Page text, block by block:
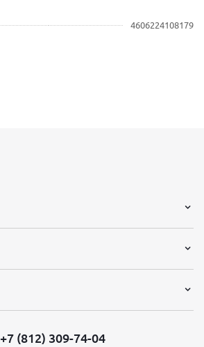
4606224108179
+7 (812) 309-74-04